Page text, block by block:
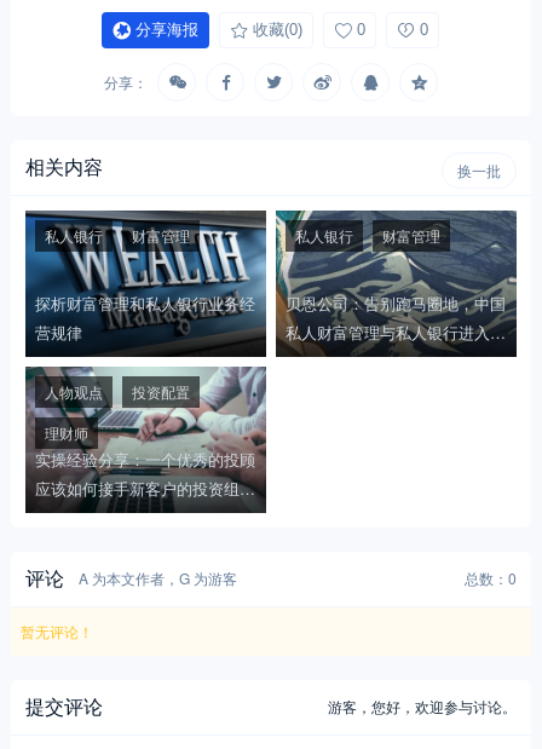
分享海报 收藏(0) 0 0
分享：
相关内容 换一批
探析财富管理和私人银行业务经
营规律
私人银行 财富管理
贝恩公司：告别跑马圈地，中国
私人财富管理与私人银行进入新
业态
私人银行 财富管理
实操经验分享：一个优秀的投顾
应该如何接手新客户的投资组
合？
人物观点
投资配置
理财师
评论 A 为本文作者，G 为游客 总数：0
暂无评论！
提交评论 游客，您好，欢迎参与讨论。